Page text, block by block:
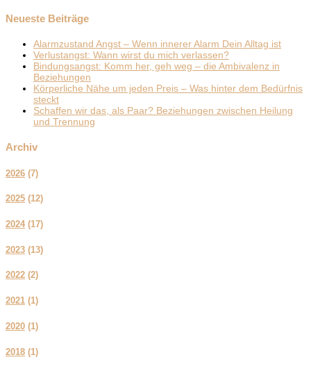
Neueste Beiträge
Alarmzustand Angst – Wenn innerer Alarm Dein Alltag ist
Verlustangst: Wann wirst du mich verlassen?
Bindungsangst: Komm her, geh weg – die Ambivalenz in
Beziehungen
Körperliche Nähe um jeden Preis – Was hinter dem Bedürfnis
steckt
Schaffen wir das, als Paar? Beziehungen zwischen Heilung
und Trennung
Archiv
2026 (7)
2025 (12)
2024 (17)
2023 (13)
2022 (2)
2021 (1)
2020 (1)
2018 (1)